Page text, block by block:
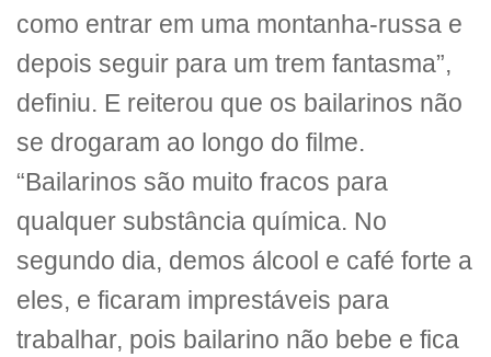
como entrar em uma montanha-russa e
depois seguir para um trem fantasma”,
definiu. E reiterou que os bailarinos não
se drogaram ao longo do filme.
“Bailarinos são muito fracos para
qualquer substância química. No
segundo dia, demos álcool e café forte a
eles, e ficaram imprestáveis para
trabalhar, pois bailarino não bebe e fica